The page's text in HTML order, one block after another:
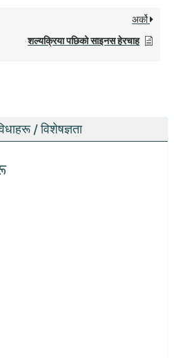
/ विशेषज्ञता
अर्को
शल्यक्रिया पछिको साइनस हेरचाह